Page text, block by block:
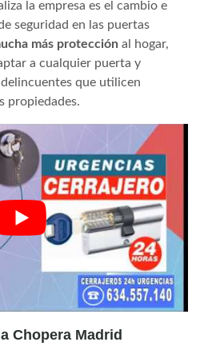
la empresa es el cambio e
seguridad en las puertas
más protección al hogar,
a cualquier puerta y
que utilicen
propiedades.
Chopera Madrid